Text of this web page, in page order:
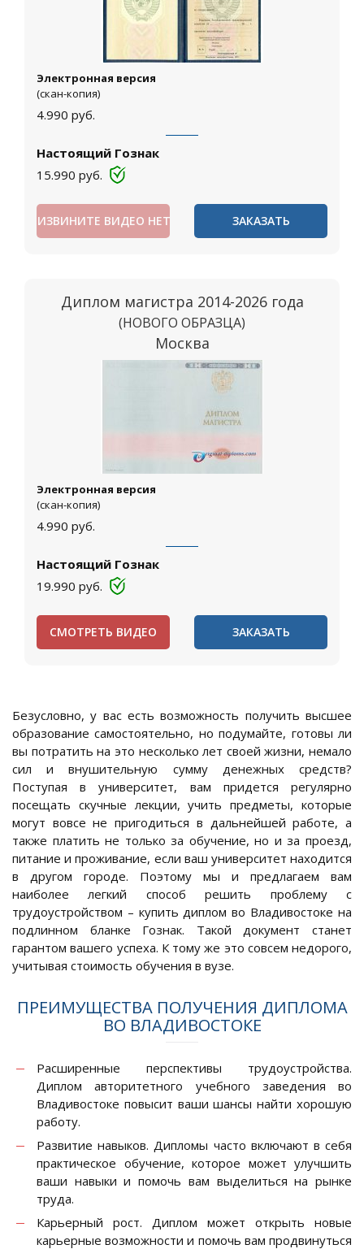
Электронная версия
(скан-копия)
4.990 руб.
Настоящий Гознак
15.990 руб.
ИЗВИНИТЕ ВИДЕО НЕТ ЗАКАЗАТЬ
Диплом магистра 2014-2026 года
(НОВОГО ОБРАЗЦА)
Москва
Электронная версия
(скан-копия)
4.990 руб.
Настоящий Гознак
19.990 руб.
СМОТРЕТЬ ВИДЕО ЗАКАЗАТЬ
Безусловно, у вас есть возможность получить высшее
образование самостоятельно, но подумайте, готовы ли
вы потратить на это несколько лет своей жизни, немало
сил и внушительную сумму денежных средств?
Поступая в университет, вам придется регулярно
посещать скучные лекции, учить предметы, которые
могут вовсе не пригодиться в дальнейшей работе, а
также платить не только за обучение, но и за проезд,
питание и проживание, если ваш университет находится
в другом городе. Поэтому мы и предлагаем вам
наиболее легкий способ решить проблему с
трудоустройством – купить диплом во Владивостоке на
подлинном бланке Гознак. Такой документ станет
гарантом вашего успеха. К тому же это совсем недорого,
учитывая стоимость обучения в вузе.
ПРЕИМУЩЕСТВА ПОЛУЧЕНИЯ ДИПЛОМА
ВО ВЛАДИВОСТОКЕ
Расширенные перспективы трудоустройства.
Диплом авторитетного учебного заведения во
Владивостоке повысит ваши шансы найти хорошую
работу.
Развитие навыков. Дипломы часто включают в себя
практическое обучение, которое может улучшить
ваши навыки и помочь вам выделиться на рынке
труда.
Карьерный рост. Диплом может открыть новые
карьерные возможности и помочь вам продвинуться